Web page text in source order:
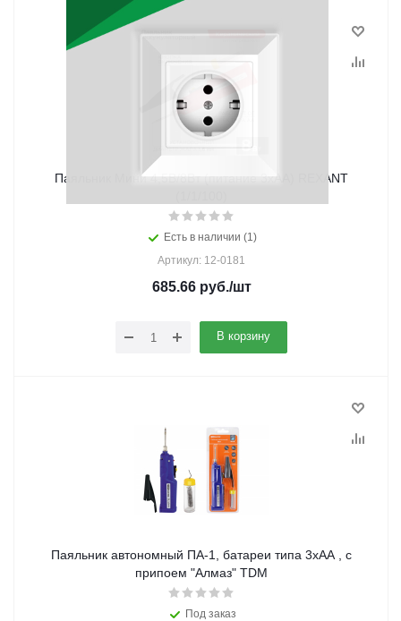
Паяльник Мини 4,5В/8Вт (питание 3хAA) REXANT
Есть в наличии (1)
Артикул: 12-0181
685.66руб./шт
В корзину
Паяльник автономный ПА-1, батареи типа 3хАА , с
припоем "Алмаз" TDM
Под заказ